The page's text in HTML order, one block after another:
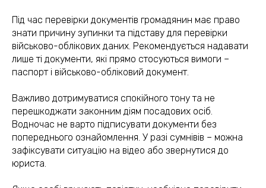
Під час перевірки документів громадянин має право
знати причину зупинки та підставу для перевірки
військово-облікових даних. Рекомендується надавати
лише ті документи, які прямо стосуються вимоги –
паспорт і військово-обліковий документ.
Важливо дотримуватися спокійного тону та не
перешкоджати законним діям посадових осіб.
Водночас не варто підписувати документи без
попереднього ознайомлення. У разі сумнівів – можна
зафіксувати ситуацію на відео або звернутися до
юриста.